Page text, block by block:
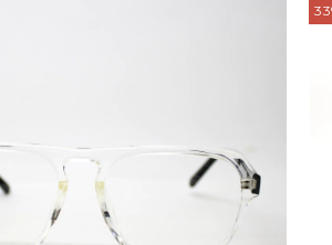
33